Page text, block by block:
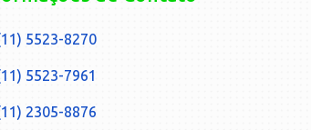
5523-8270
5523-7961
2305-8876